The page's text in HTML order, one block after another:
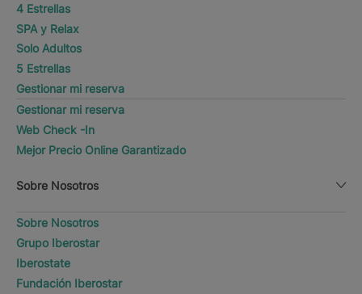
4 Estrellas
SPA y Relax
Solo Adultos
5 Estrellas
Gestionar mi reserva
Gestionar mi reserva
Web Check -In
Mejor Precio Online Garantizado
Sobre Nosotros
Sobre Nosotros
Grupo Iberostar
Iberostate
Fundación Iberostar